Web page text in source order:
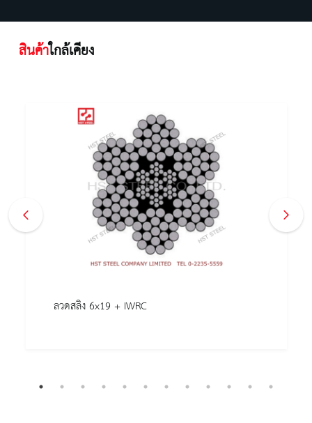
สินค้าใกล้เคียง
ลวดสลิง 6x19 + IWRC